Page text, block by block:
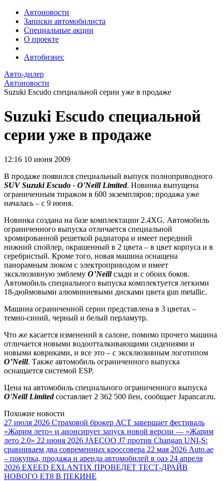
Автоновости
Записки автомобилиста
Специальные акции
О проекте
Автобизнес
Авто-дилер
Автоновости
Suzuki Escudo специальной серии уже в продаже
Suzuki Escudo специальной
серии уже в продаже
12:16 10 июня 2009
В продаже появился специальный выпуск полноприводного
SUV Suzuki Escudo - O'Neill Limited. Новинка выпущена
ограниченным тиражом в 600 экземпляров; продажа уже
началась – с 9 июня.
Новинка создана на базе комплектации 2.4XG. Автомобиль
ограниченного выпуска отличается специальной
хромированной решеткой радиатора и имеет передний
нижний спойлер, окрашенный в 2 цвета – в цвет корпуса и в
серебристый. Кроме того, новая машина оснащена
панорамным люком с электроприводом и имеет
эксклюзивную эмблему O’Neillсзади и с обоих боков.
Автомобиль специального выпуска комплектуется легкими
18-дюймовыми алюминиевыми дисками цвета gun metallic.
Машина ограниченной серии представлена в 3 цветах –
темно-синий, черный и белый перламутр.
Что же касается изменений в салоне, помимо прочего машина
отличается новыми водоотталкивающими сидениями и
новыми ковриками, и все это – с эксклюзивным логотипом
O’Neill. Также автомобиль ограниченного выпуска
оснащается системой ESP.
Цена на автомобиль специального ограниченного выпуска
O'Neill Limitedсоставляет 2 362 500 йен, сообщает Japancar.ru.
Похожие новости
27 июля 2026 Страховой брокер АСТ завершает фестиваль
«Жарим лето» и анонсирует запуск новой версии — «Жарим
лето 2.0» 22 июня 2026 JAECOO J7 против Changan UNI-S:
сравниваем два современных кроссовера 22 мая 2026 Auto.ae
– покупка, продажа и аренда автомобилей в оаэ 24 апреля
2026 EXEED EXLANTIX ПРОВЕДЕТ ТЕСТ-ДРАЙВ
НОВОГО ET8 В ПЕКИНЕ